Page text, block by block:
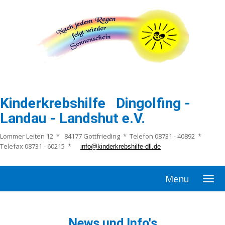
Kinderkrebshilfe Dingolfing -
Landau - Landshut e.V.
Lommer Leiten 12 * 84177 Gottfrieding * Telefon 08731 - 40892 *
Telefax 08731 - 60215 *
info@kinderkrebshilfe-dll.de
Menu